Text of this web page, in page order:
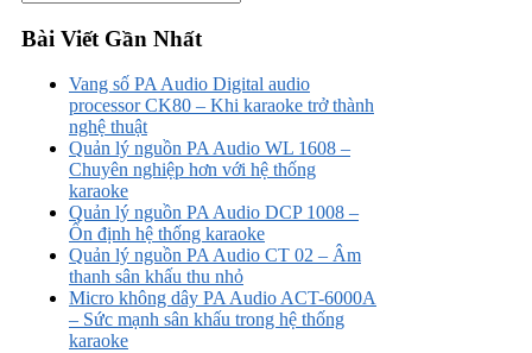
Bài Viết Gần Nhất
Vang số PA Audio Digital audio
processor CK80 – Khi karaoke trở thành
nghệ thuật
Quản lý nguồn PA Audio WL 1608 –
Chuyên nghiệp hơn với hệ thống
karaoke
Quản lý nguồn PA Audio DCP 1008 –
Ổn định hệ thống karaoke
Quản lý nguồn PA Audio CT 02 – Âm
thanh sân khấu thu nhỏ
Micro không dây PA Audio ACT-6000A
– Sức mạnh sân khấu trong hệ thống
karaoke